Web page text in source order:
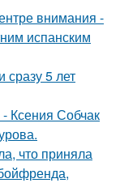
внимания -
испанским
5 лет
Ксения Собчак
что приняла